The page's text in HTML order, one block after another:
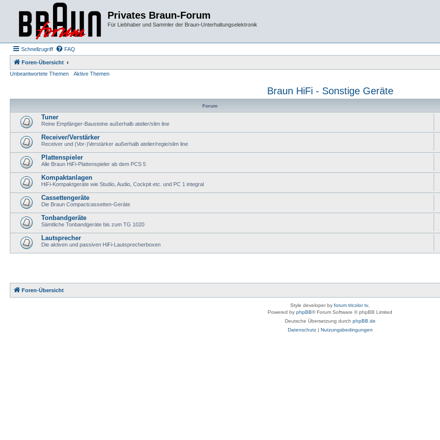
Privates Braun-Forum
Für Liebhaber und Sammler der Braun-Unterhaltungselektronik
Schnellzugriff FAQ
Foren-Übersicht
Unbeantwortete Themen
Aktive Themen
Braun HiFi - Sonstige Geräte
Forum
Tuner
Reine Empfänger-Bausteine außerhalb atelier/slim line
Receiver/Verstärker
Receiver und (Vor-)Verstärker außerhalb atelier/regie/slim line
Plattenspieler
Alle Braun HiFi-Plattenspieler ab dem PCS 5
Kompaktanlagen
HiFi-Kompaktgeräte wie Studio, Audio, Cockpit etc. und PC 1 integral
Cassettengeräte
Die Braun Compactcassetten-Geräte
Tonbandgeräte
Sämtliche Tonbandgeräte bis zum TG 1020
Lautsprecher
Die aktiven und passiven HiFi-Lautsprecherboxen
Foren-Übersicht
Style developer by forum tricolor tv
Powered by phpBB® Forum Software © phpBB Limited
Deutsche Übersetzung durch phpBB.de
Datenschutz| Nutzungsbedingungen